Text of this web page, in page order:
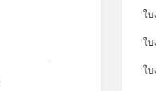
ใ
ใบ
ใ